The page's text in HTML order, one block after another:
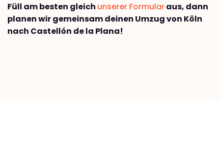
Füll am besten gleich unserer Formularaus, dann
planen wir gemeinsam deinen Umzug von Köln
nach Castellón de la Plana!